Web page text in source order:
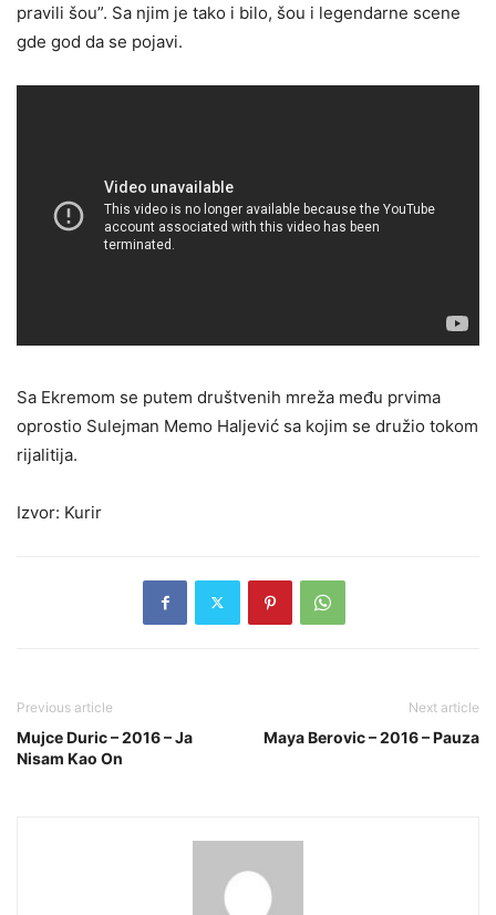
pravili šou”. Sa njim je tako i bilo, šou i legendarne scene
gde god da se pojavi.
Sa Ekremom se putem društvenih mreža među prvima
oprostio Sulejman Memo Haljević sa kojim se družio tokom
rijalitija.
Izvor: Kurir
Previous article
Mujce Duric – 2016 – Ja
Nisam Kao On
Next article
Maya Berovic – 2016 – Pauza